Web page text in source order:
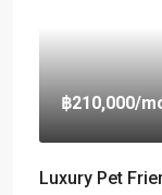
฿210,000/
Luxury Pet